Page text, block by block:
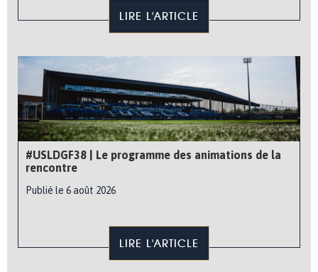
LIRE L'ARTICLE
#USLDGF38 | Le programme des animations de la
rencontre
Publié le 6 août 2026
LIRE L'ARTICLE